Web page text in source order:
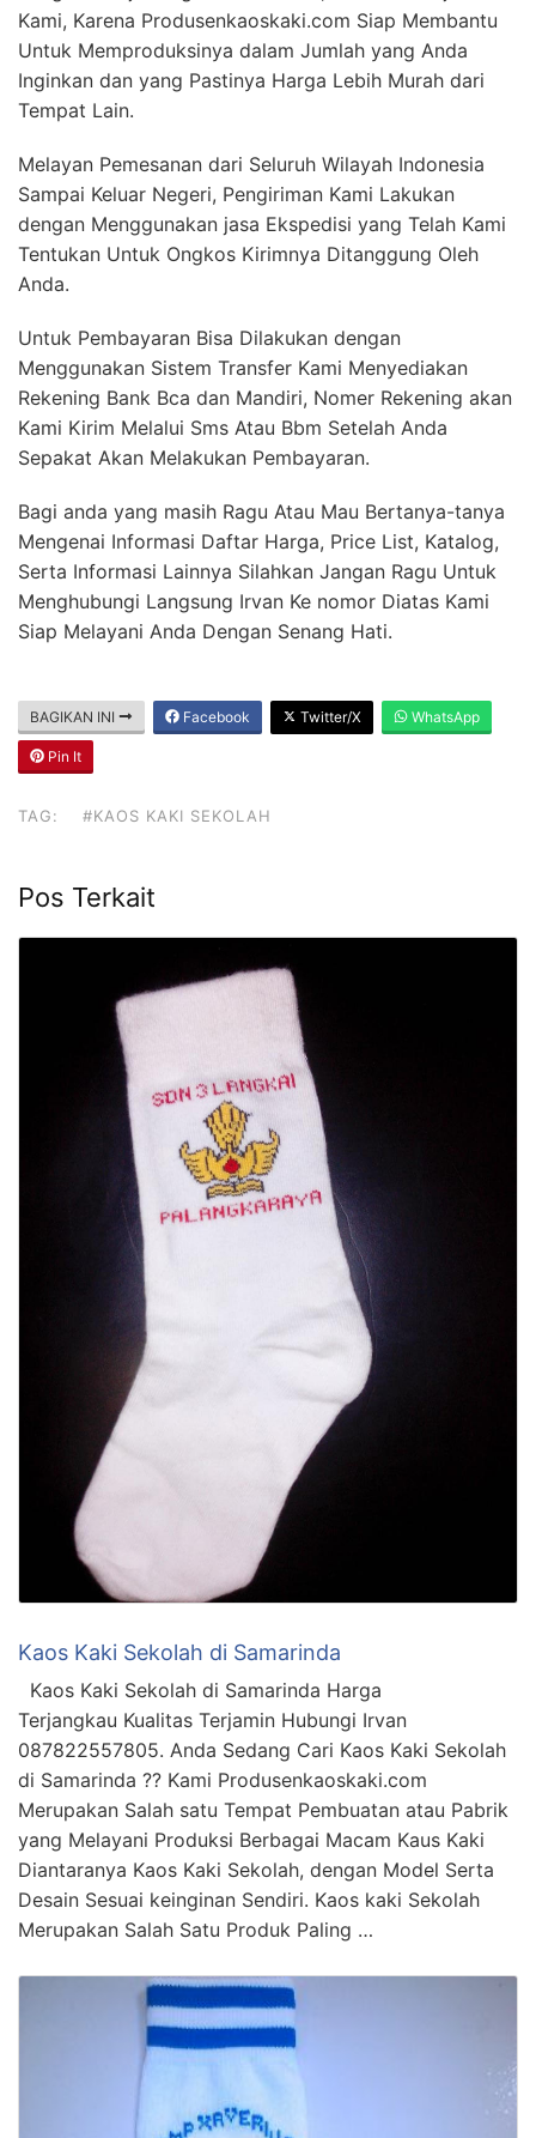
Kami, Karena Produsenkaoskaki.com Siap Membantu
Untuk Memproduksinya dalam Jumlah yang Anda
Inginkan dan yang Pastinya Harga Lebih Murah dari
Tempat Lain.
Melayan Pemesanan dari Seluruh Wilayah Indonesia
Sampai Keluar Negeri, Pengiriman Kami Lakukan
dengan Menggunakan jasa Ekspedisi yang Telah Kami
Tentukan Untuk Ongkos Kirimnya Ditanggung Oleh
Anda.
Untuk Pembayaran Bisa Dilakukan dengan
Menggunakan Sistem Transfer Kami Menyediakan
Rekening Bank Bca dan Mandiri, Nomer Rekening akan
Kami Kirim Melalui Sms Atau Bbm Setelah Anda
Sepakat Akan Melakukan Pembayaran.
Bagi anda yang masih Ragu Atau Mau Bertanya-tanya
Mengenai Informasi Daftar Harga, Price List, Katalog,
Serta Informasi Lainnya Silahkan Jangan Ragu Untuk
Menghubungi Langsung Irvan Ke nomor Diatas Kami
Siap Melayani Anda Dengan Senang Hati.
BAGIKAN INI Facebook Twitter/X WhatsApp
Pin It
TAG: #KAOS KAKI SEKOLAH
Pos Terkait
Kaos Kaki Sekolah di Samarinda
Kaos Kaki Sekolah di Samarinda Harga
Terjangkau Kualitas Terjamin Hubungi Irvan
087822557805. Anda Sedang Cari Kaos Kaki Sekolah
di Samarinda ?? Kami Produsenkaoskaki.com
Merupakan Salah satu Tempat Pembuatan atau Pabrik
yang Melayani Produksi Berbagai Macam Kaus Kaki
Diantaranya Kaos Kaki Sekolah, dengan Model Serta
Desain Sesuai keinginan Sendiri. Kaos kaki Sekolah
Merupakan Salah Satu Produk Paling …